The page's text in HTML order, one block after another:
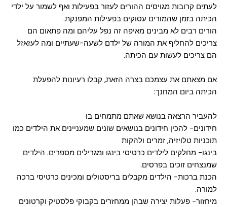
לעתים קרובות מגויסים ההורים לעזור בפעילות ואף לשמור על ילדי
הכיתה בזמן שהמורים עסוקים בפעילות המפנקת.
הורים רבים לא מבינים מאיפה זה נפל עליהם ומה פתאום הם
צריכים להחליף את המורה של ילדם לשעה-שעתיים ומה לעזאזל
הם צריכים לעשות עם הכיתה.
אם מצאתם את עצמכם בצרה הזאת, קבלו רעיונות להפעלת
הכיתה ביום המחנך:
להעביר הרצאה בנושא שאתם מתמחים בו
חידונים- להכין חידונים בנושאים שונים שמעניינים את הילדים כמו
תוכניות טלויזיה, זמרים ולהקות
בינגו- מחלקים לילדים כרטיסי בינגו ומגרילים מספרים. הילדים
שמנצחים זוכים בפרסים.
הכנת ברכות- הילדים מקבלים בריסטולים ומכינים כרטיסי ברכה
למורה.
מיחזור- פעלות יצירה שבהן ממחזרים בקבוקי פלסטיק וקרטונים